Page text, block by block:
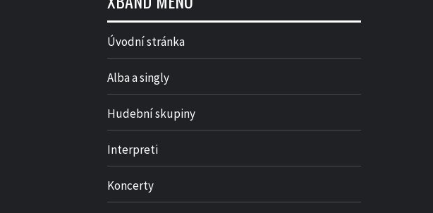
Úvodní stránka
Alba a singly
Hudební skupiny
Interpreti
Koncerty